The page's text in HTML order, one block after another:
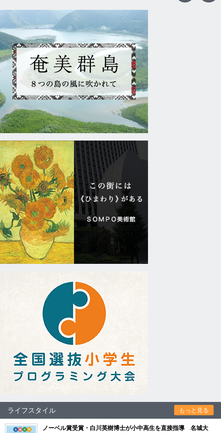
ライフスタイル もっと見る
ノーベル賞受賞・白川英樹博士が小中高生を直接指導 名城大